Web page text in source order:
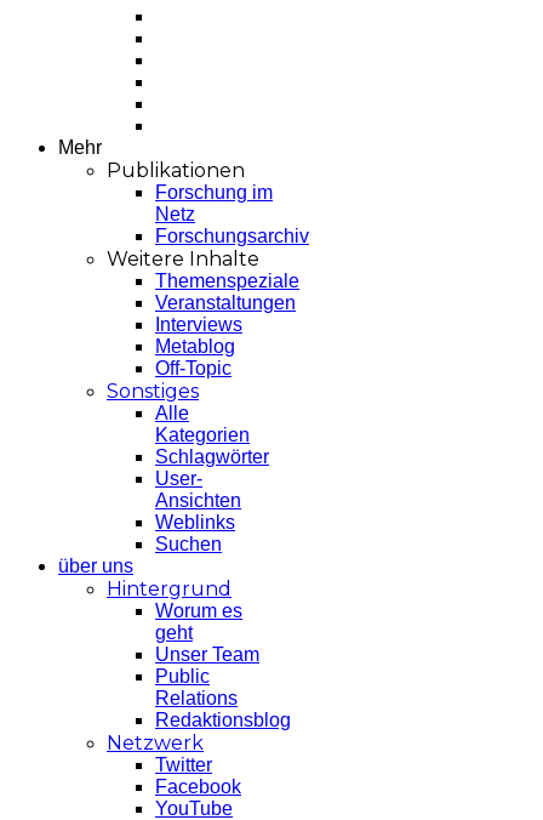
Mehr
Publikationen
Forschung im
Netz
Forschungsarchiv
Weitere Inhalte
Themenspeziale
Veranstaltungen
Interviews
Metablog
Off-Topic
Sonstiges
Alle
Kategorien
Schlagwörter
User-
Ansichten
Weblinks
Suchen
über uns
Hintergrund
Worum es
geht
Unser Team
Public
Relations
Redaktionsblog
Netzwerk
Twitter
Facebook
YouTube